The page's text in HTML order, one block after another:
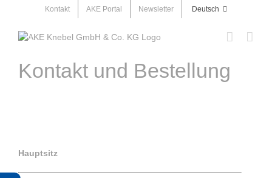
content
Kontakt AKE Portal Newsletter Deutsch
Kontakt und Bestellung
Hauptsitz